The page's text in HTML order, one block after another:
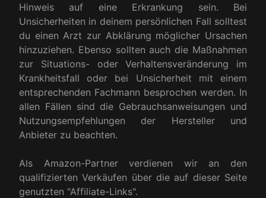
Hinweis auf eine Erkrankung sein. Bei
Unsicherheiten in deinem persönlichen Fall solltest
du einen Arzt zur Abklärung möglicher Ursachen
hinzuziehen. Ebenso sollten auch die Maßnahmen
zur Situations- oder Verhaltensveränderung im
Krankheitsfall oder bei Unsicherheit mit einem
entsprechenden Fachmann besprochen werden. In
allen Fällen sind die Gebrauchsanweisungen und
Nutzungsempfehlungen der Hersteller und
Anbieter zu beachten.
Als Amazon-Partner verdienen wir an den
qualifizierten Verkäufen über die auf dieser Seite
genutzten "Affiliate-Links".